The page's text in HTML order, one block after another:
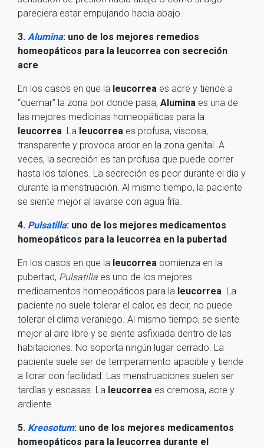
pareciera estar empujando hacia abajo.
3. Alumina: uno de los mejores remedios
homeopáticos para la leucorrea con secreción
acre
En los casos en que la leucorrea es acre y tiende a
“quemar” la zona por donde pasa, Alumina es una de
las mejores medicinas homeopáticas para la
leucorrea. La leucorrea es profusa, viscosa,
transparente y provoca ardor en la zona genital. A
veces, la secreción es tan profusa que puede correr
hasta los talones. La secreción es peor durante el día y
durante la menstruación. Al mismo tiempo, la paciente
se siente mejor al lavarse con agua fría.
4. Pulsatilla: uno de los mejores medicamentos
homeopáticos para la leucorrea en la pubertad
En los casos en que la leucorrea comienza en la
pubertad, Pulsatilla es uno de los mejores
medicamentos homeopáticos para la leucorrea. La
paciente no suele tolerar el calor, es decir, no puede
tolerar el clima veraniego. Al mismo tiempo, se siente
mejor al aire libre y se siente asfixiada dentro de las
habitaciones. No soporta ningún lugar cerrado. La
paciente suele ser de temperamento apacible y tiende
a llorar con facilidad. Las menstruaciones suelen ser
tardías y escasas. La leucorrea es cremosa, acre y
ardiente.
5. Kreosotum: uno de los mejores medicamentos
homeopáticos para la leucorrea durante el